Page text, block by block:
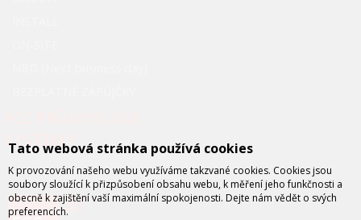
SYSTÉMY
Tato webová stránka používá cookies
K provozování našeho webu využíváme takzvané cookies. Cookies jsou
soubory sloužící k přizpůsobení obsahu webu, k měření jeho funkčnosti a
obecně k zajištění vaší maximální spokojenosti. Dejte nám vědět o svých
preferencích.